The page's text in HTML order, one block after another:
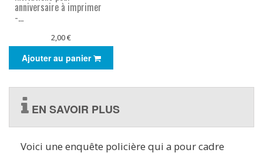
anniversaire à imprimer
-...
2,00 €
Ajouter au panier
EN SAVOIR PLUS
Voici une enquête policière qui a pour cadre